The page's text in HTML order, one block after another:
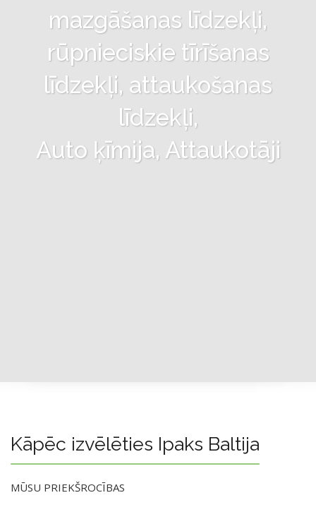
mazgāšanas līdzekļi,
rūpnieciskie tīrīšanas
līdzekļi, attaukošanas
līdzekļi,
Auto ķīmija, Attaukotāji
Kāpēc izvēlēties Ipaks Baltija
MŪSU PRIEKŠROCĪBAS